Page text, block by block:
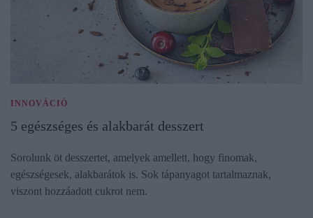
INNOVÁCIÓ
5 egészséges és alakbarát desszert
Sorolunk öt desszertet, amelyek amellett, hogy finomak,
egészségesek, alakbarátok is. Sok tápanyagot tartalmaznak,
viszont hozzáadott cukrot nem.